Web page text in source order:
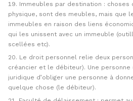
Immeubles par destination : choses
physique, sont des meubles, mais que
immeubles en raison des liens
qui les unissent avec un immeuble
scellées etc).
Le droit personnel relie deux
créancier et le débiteur). Une personne
juridique d’obliger une personne à
quelque chose (le débiteur).